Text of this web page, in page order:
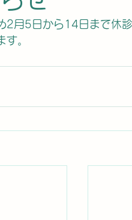
2月5日から14日まで休
す。